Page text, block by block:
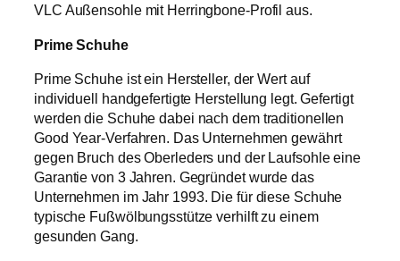
VLC Außensohle mit Herringbone-Profil aus.
Prime Schuhe
Prime Schuhe ist ein Hersteller, der Wert auf
individuell handgefertigte Herstellung legt. Gefertigt
werden die Schuhe dabei nach dem traditionellen
Good Year-Verfahren. Das Unternehmen gewährt
gegen Bruch des Oberleders und der Laufsohle eine
Garantie von 3 Jahren. Gegründet wurde das
Unternehmen im Jahr 1993. Die für diese Schuhe
typische Fußwölbungsstütze verhilft zu einem
gesunden Gang.